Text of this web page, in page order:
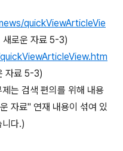
quickViewArticleVie
새로운 자료 5-3)
자료 5-3)
는 검색 편의를 위해 내용
자료" 연재 내용이 섞여 있
다.)